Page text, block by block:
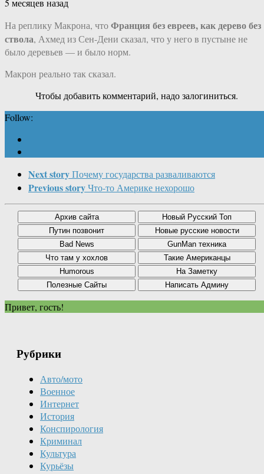
5 месяцев назад
На реплику Макрона, чтоФранция без евреев, как дерево без
ствола, Ахмед из Сен-Дени сказал, что у него в пустыне не
было деревьев — и было норм.
Макрон реально так сказал.
Чтобы добавить комментарий, надо залогиниться.
Follow:
Next storyПочему государства разваливаются
Previous storyЧто-то Америке нехорошо
Привет, гость!
Рубрики
Авто/мото
Военное
Интернет
История
Конспирология
Криминал
Культура
Курьёзы